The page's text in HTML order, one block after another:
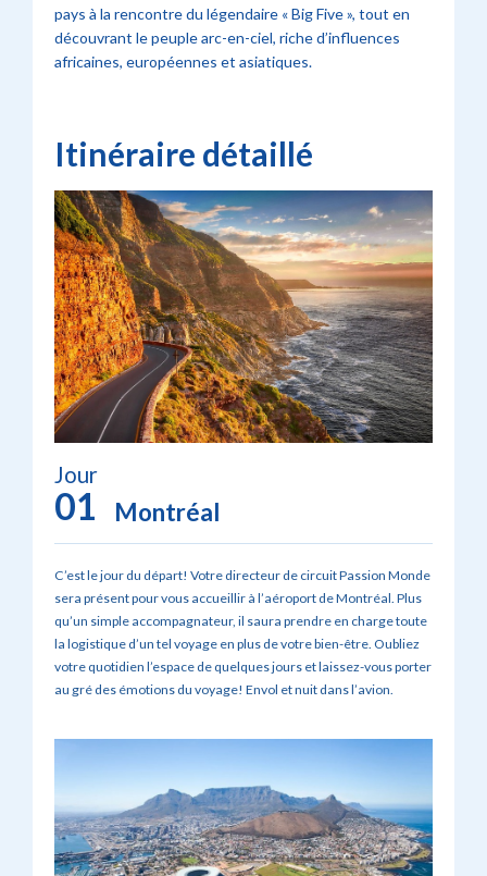
pays à la rencontre du légendaire « Big Five », tout en
découvrant le peuple arc-en-ciel, riche d’influences
africaines, européennes et asiatiques.
Itinéraire détaillé
Jour
01 Montréal
C’est le jour du départ! Votre directeur de circuit Passion Monde
sera présent pour vous accueillir à l’aéroport de Montréal. Plus
qu’un simple accompagnateur, il saura prendre en charge toute
la logistique d’un tel voyage en plus de votre bien-être. Oubliez
votre quotidien l’espace de quelques jours et laissez-vous porter
au gré des émotions du voyage! Envol et nuit dans l’avion.